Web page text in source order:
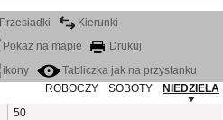
Przesiadki
Kierunki
Pokaż na mapie
Drukuj
ikony
Tabliczka jak na przystanku
ROBOCZY
SOBOTY
NIEDZIELA
50